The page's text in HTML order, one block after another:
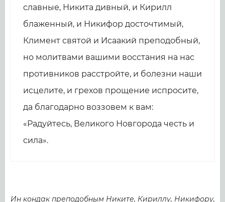
славные, Никита дивный, и Кирилл
блаженный, и Никифор досточтимый,
Климент святой и Исаакий преподобный,
но молитвами вашими восстания на нас
противников расстройте, и болезни наши
исцелите, и грехов прощение испросите,
да благодарно воззовем к вам:
«Радуйтесь, Великого Новгорода честь и
сила».
Ин кондак преподобным Никите, Кириллу, Никифору,